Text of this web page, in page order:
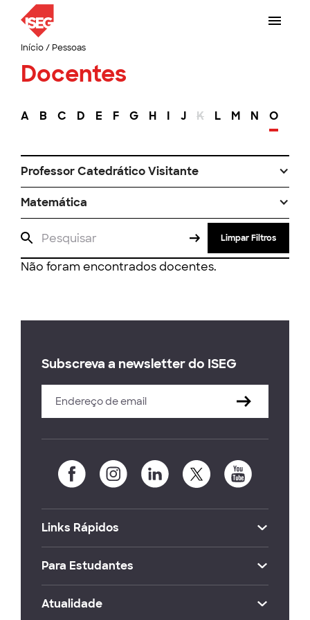
Início/ Pessoas
Docentes
A B C D E F G H I J K L M N O
Professor Catedrático Visitante
Matemática
Limpar Filtros
Não foram encontrados docentes.
Subscreva a newsletter do ISEG
Links Rápidos
Para Estudantes
Atualidade